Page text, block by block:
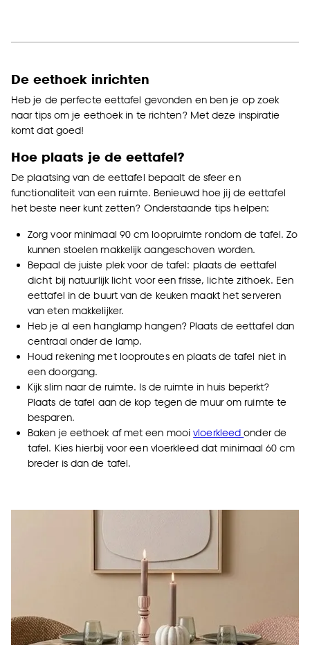
De eethoek inrichten
Heb je de perfecte eettafel gevonden en ben je op zoek
naar tips om je eethoek in te richten? Met deze inspiratie
komt dat goed!
Hoe plaats je de eettafel?
De plaatsing van de eettafel bepaalt de sfeer en
functionaliteit van een ruimte. Benieuwd hoe jij de eettafel
het beste neer kunt zetten? Onderstaande tips helpen:
Zorg voor minimaal 90 cm loopruimte rondom de tafel. Zo
kunnen stoelen makkelijk aangeschoven worden.
Bepaal de juiste plek voor de tafel: plaats de eettafel
dicht bij natuurlijk licht voor een frisse, lichte zithoek. Een
eettafel in de buurt van de keuken maakt het serveren
van eten makkelijker.
Heb je al een hanglamp hangen? Plaats de eettafel dan
centraal onder de lamp.
Houd rekening met looproutes en plaats de tafel niet in
een doorgang.
Kijk slim naar de ruimte. Is de ruimte in huis beperkt?
Plaats de tafel aan de kop tegen de muur om ruimte te
besparen.
Baken je eethoek af met een mooivloerkleedonder de
tafel. Kies hierbij voor een vloerkleed dat minimaal 60 cm
breder is dan de tafel.